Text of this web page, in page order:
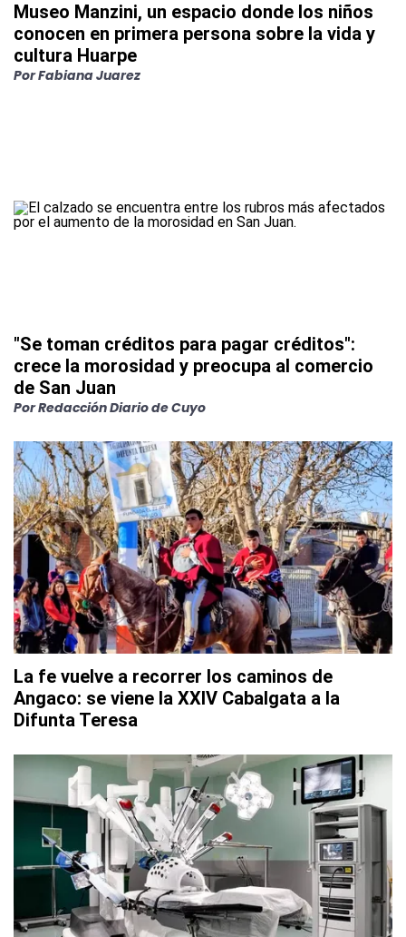
Museo Manzini, un espacio donde los niños
conocen en primera persona sobre la vida y
cultura Huarpe
PorFabiana Juarez
"Se toman créditos para pagar créditos":
crece la morosidad y preocupa al comercio
de San Juan
PorRedacción Diario de Cuyo
La fe vuelve a recorrer los caminos de
Angaco: se viene la XXIV Cabalgata a la
Difunta Teresa